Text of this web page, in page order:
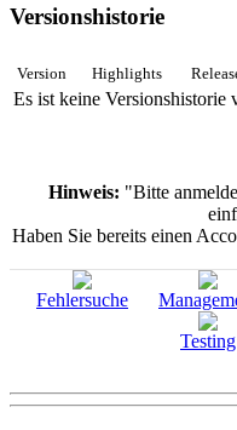
Versionshistorie
Version Highlights
Es ist keine Versionshistorie
Hinweis: "Bitte
Haben Sie bereits einen
Fehlersuche
Testing